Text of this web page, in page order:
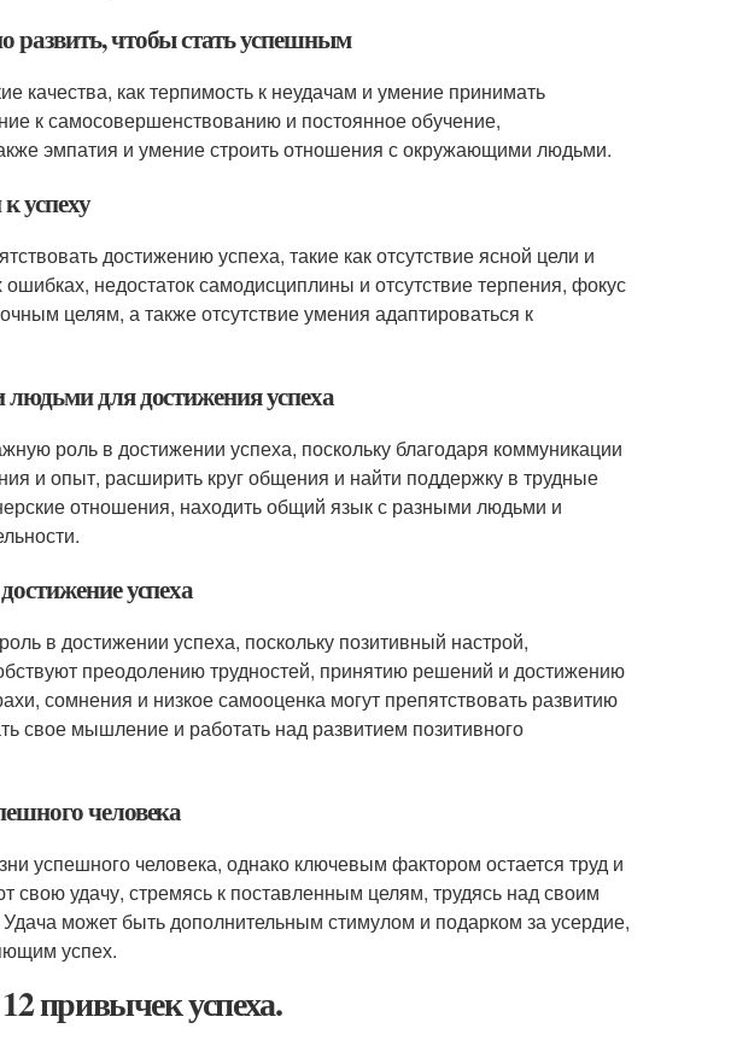
развить, чтобы стать успешным
качества, как терпимость к неудачам и умение принимать
к самосовершенствованию и постоянное обучение,
эмпатия и умение строить отношения с окружающими людьми.
успеху
достижению успеха, такие как отсутствие ясной цели и
недостаток самодисциплины и отсутствие терпения, фокус
целям, а также отсутствие умения адаптироваться к
для достижения успеха
роль в достижении успеха, поскольку благодаря коммуникации
и опыт, расширить круг общения и найти поддержку в трудные
отношения, находить общий язык с разными людьми и
успеха
в достижении успеха, поскольку позитивный настрой,
преодолению трудностей, принятию решений и достижению
сомнения и низкое самооценка могут препятствовать развитию
свое мышление и работать над развитием позитивного
человека
успешного человека, однако ключевым фактором остается труд и
свою удачу, стремясь к поставленным целям, трудясь над своим
может быть дополнительным стимулом и подарком за усердие,
успех.
привычек успеха.